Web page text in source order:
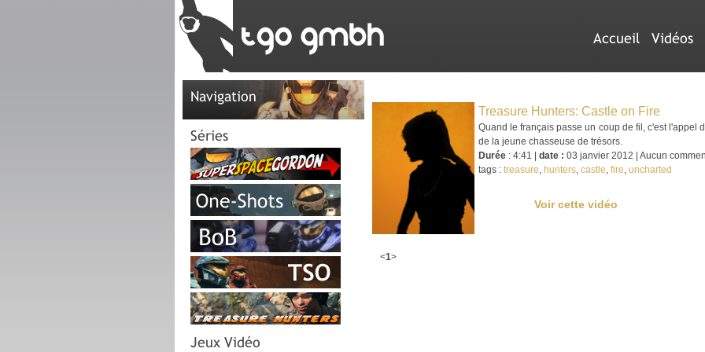
Accueil Vidéos
Navigation
Séries
Jeux Vidéo
Treasure Hunters: Castle on Fire
Quand le français passe un coup de fil, c'est l'appel
de la jeune chasseuse de trésors.
Durée : 4:41 | date : 03 janvier 2012 | Aucun
tags : treasure, hunters, castle, fire, uncharted
Voir cette vidéo
<1>